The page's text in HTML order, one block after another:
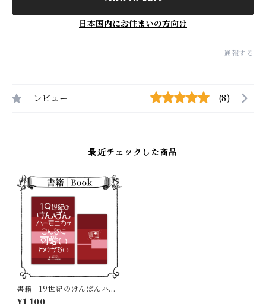
日本国内にお住まいの方向け
通報する
レビュー (8)
最近チェックした商品
書籍「19世紀のけんばんハー
モニカがこんなに可愛いわけ